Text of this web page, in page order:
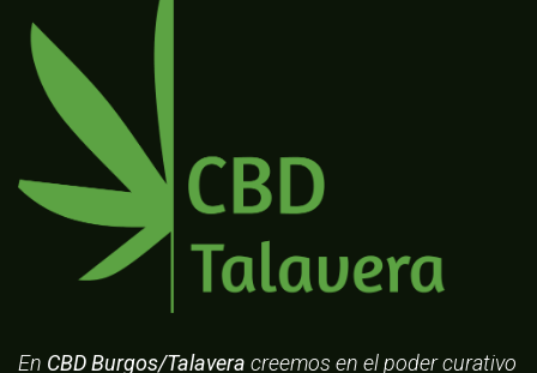
En CBD Burgos/Talavera creemos en el poder curativo